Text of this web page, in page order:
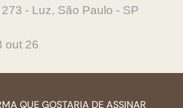
- Luz, São Paulo - SP
out 26
QUE GOSTARIA DE ASSINAR